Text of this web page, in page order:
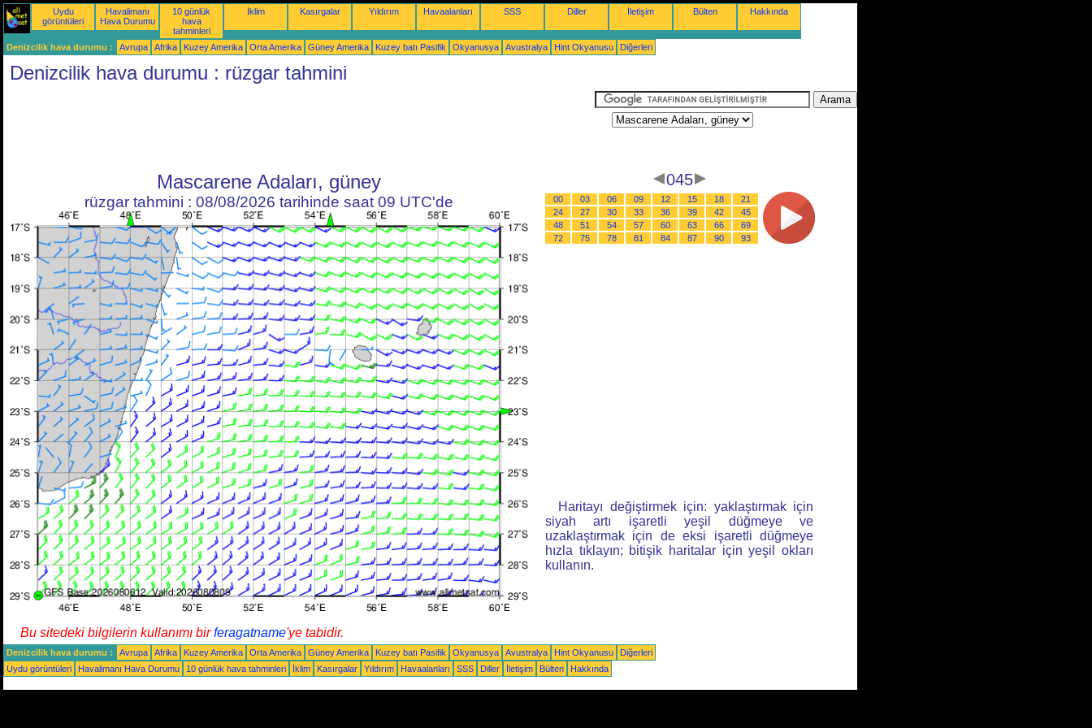
Uydu
görüntüleri
Havalimanı
Hava Durumu
10 günlük
hava
tahminleri
İklim Kasırgalar Yıldırım Havaalanları SSS Diller İletişim Bülten Hakkında
Denizcilik hava durumu : Avrupa Afrika Kuzey Amerika Orta Amerika Güney Amerika Kuzey batı Pasifik Okyanusya Avustralya Hint Okyanusu Diğerleri
Denizcilik hava durumu : rüzgar tahmini
Mascarene Adaları, güney
rüzgar tahmini : 08/08/2026 tarihinde saat 09 UTC'de
045
00 03 06 09 12 15 18
21
24
27 30 33 36 39 42
45
48
51 54 57 60 63 66
69
72
75 78 81 84 87 90 93
Haritayı değiştirmek için: yaklaştırmak için
siyah artı işaretli yeşil düğmeye ve
uzaklaştırmak için de eksi işaretli düğmeye
hızla tıklayın; bitişik haritalar için yeşil okları
kullanın.
Bu sitedeki bilgilerin kullanımı birferagatname'ye tabidir.
Denizcilik hava durumu : Avrupa Afrika Kuzey Amerika Orta Amerika Güney Amerika Kuzey batı Pasifik Okyanusya Avustralya Hint Okyanusu
Diğerleri
Uydu görüntüleri
Havalimanı Hava Durumu 10 günlük hava tahminleri İklim Kasırgalar Yıldırım Havaalanları SSS Diller İletişim Bülten Hakkında